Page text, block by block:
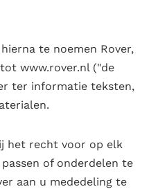
te noemen Rover,
www.rover.nl ("de
ter informatie teksten,
het recht voor op elk
of onderdelen te
aan u mededeling te